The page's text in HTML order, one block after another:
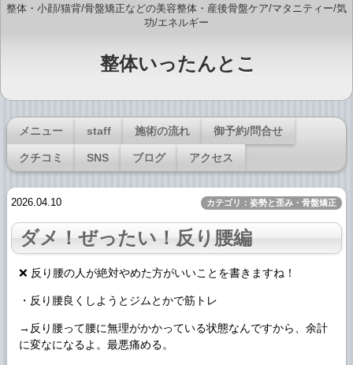
整体・小顔/猫背/骨盤矯正などの美容整体・産後骨盤ケア/マタニティー/気
功/エネルギー
整体いったんとこ
メニュー staff 施術の流れ 御予約/問合せ
クチコミ SNS ブログ アクセス
2026.04.10 カテゴリ：姿勢と歪み・骨盤矯正
ダメ！ぜったい！反り腰編
❌ 反り腰の人が絶対やめた方がいいことを書きますね！
・反り腰良くしようとジムとかで筋トレ
→反り腰って腰に無理がかかっている状態なんですから、余計
に変なになるよ。最悪痛める。